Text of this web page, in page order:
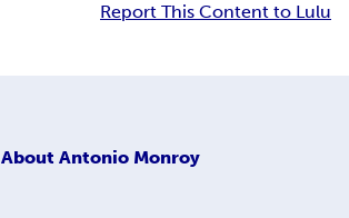
Report This Content to Lulu
About Antonio Monroy